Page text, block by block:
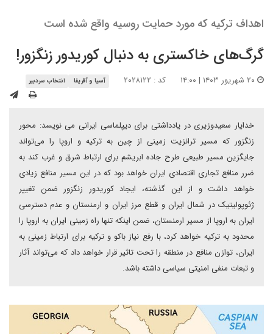
اهداف ترکیه که مورد حمایت روسیه واقع شده است
گرگ‌های خاکستری به دنبال کوریدور زنگزور!
کد : ۲۰۲۸۱۲۲ آسیا و آفریقا انتخاب سردبیر
خدایار سعیدوزیری در یادداشتی برای دیپلماسی ایرانی می نویسد: محور
زنگزور که مسیر ترانزیت زمینی از چین به ترکیه و اروپا را می‌تواند
جایگزین مسیر طبیعی طرح جاده ابریشم برای ارتباط شرق و غرب کند به
ضرر منافع تجاری اقتصادی ایران خواهد بود که در این مسیر منافع زیادی
خواهد داشت و از این گذشته، ایجاد کوریدور زنگزور ضمن تغییر
ژئوپولیتیک در شمال ایران و قطع مرز ایران و ارمنستان و عدم دسترسی
ایران به اروپا از مسیر ارمنستان، ضمن اینکه تنها راه زمینی ایران به اروپا را
محدود به ترکیه خواهد کرد، با رفع نیاز باکو و ترکیه برای ارتباط زمینی به
ایران، توازن منافع در منطقه را تحت تاثیر قرار خواهد داد که می‌تواند آثار
و تبعات منفی امنیتی سیاسی داشته باشد.